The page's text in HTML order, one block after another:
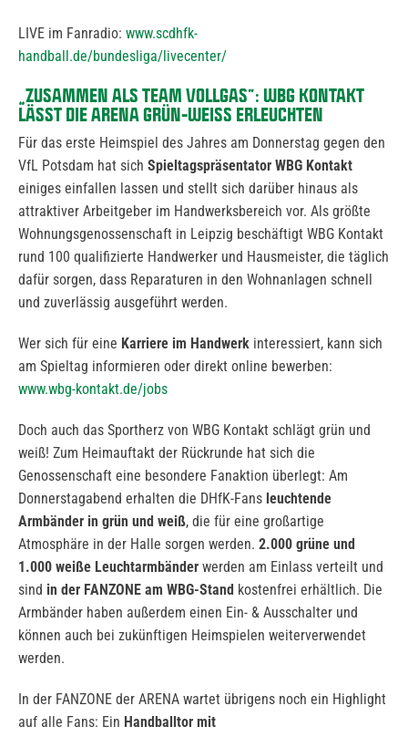
LIVE im Fanradio: www.scdhfk-
handball.de/bundesliga/livecenter/
„ZUSAMMEN ALS TEAM VOLLGAS“: WBG KONTAKT
LÄSST DIE ARENA GRÜN-WEISS ERLEUCHTEN
Für das erste Heimspiel des Jahres am Donnerstag gegen den
VfL Potsdam hat sich Spieltagspräsentator WBG Kontakt
einiges einfallen lassen und stellt sich darüber hinaus als
attraktiver Arbeitgeber im Handwerksbereich vor. Als größte
Wohnungsgenossenschaft in Leipzig beschäftigt WBG Kontakt
rund 100 qualifizierte Handwerker und Hausmeister, die täglich
dafür sorgen, dass Reparaturen in den Wohnanlagen schnell
und zuverlässig ausgeführt werden.
Wer sich für eine Karriere im Handwerk interessiert, kann sich
am Spieltag informieren oder direkt online bewerben:
www.wbg-kontakt.de/jobs
Doch auch das Sportherz von WBG Kontakt schlägt grün und
weiß! Zum Heimauftakt der Rückrunde hat sich die
Genossenschaft eine besondere Fanaktion überlegt: Am
Donnerstagabend erhalten die DHfK-Fans leuchtende
Armbänder in grün und weiß, die für eine großartige
Atmosphäre in der Halle sorgen werden. 2.000 grüne und
1.000 weiße Leuchtarmbänder werden am Einlass verteilt und
sind in der FANZONE am WBG-Stand kostenfrei erhältlich. Die
Armbänder haben außerdem einen Ein- & Ausschalter und
können auch bei zukünftigen Heimspielen weiterverwendet
werden.
In der FANZONE der ARENA wartet übrigens noch ein Highlight
auf alle Fans: Ein Handballtor mit